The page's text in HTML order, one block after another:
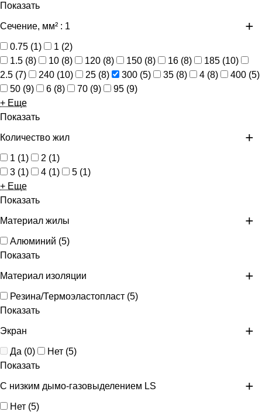
Показать
Сечение, мм² : 1
0.75 (1) 1 (2)
1.5 (8) 10 (8) 120 (8) 150 (8) 16 (8) 185 (10)
2.5 (7) 240 (10) 25 (8) 300 (5) 35 (8) 4 (8) 400 (5)
50 (9) 6 (8) 70 (9) 95 (9)
+ Еще
Показать
Количество жил
1 (1) 2 (1)
3 (1) 4 (1) 5 (1)
+ Еще
Показать
Материал жилы
Алюминий (5)
Показать
Материал изоляции
Резина/Термоэластопласт (5)
Показать
Экран
Да (0) Нет (5)
Показать
С низким дымо-газовыделением LS
Нет (5)